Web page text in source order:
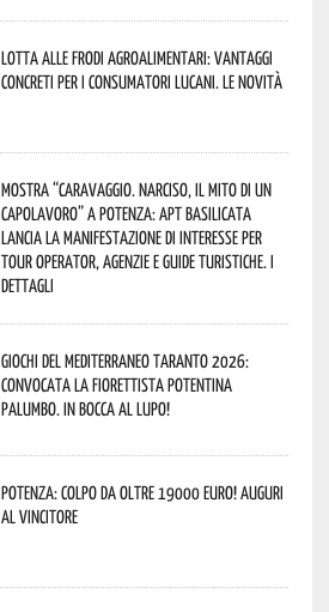
Lotta alle frodi agroalimentari: vantaggi
concreti per i consumatori lucani. Le novità
Mostra “Caravaggio. Narciso, il mito di un
capolavoro” a Potenza: APT Basilicata
lancia la manifestazione di interesse per
Tour Operator, Agenzie e Guide Turistiche. I
dettagli
Giochi del Mediterraneo Taranto 2026:
convocata la fiorettista potentina
Palumbo. In bocca al lupo!
Potenza: colpo da oltre 19000 Euro! Auguri
al vincitore